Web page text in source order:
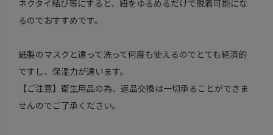
ネクタイ結び等にすると、紐をゆるめるだけで脱着可能にな
るのでおすすめです。
紙製のマスクと違って洗って何度も使えるのでとても経済的
ですし、保湿力が違います。
【ご注意】衛生用品の為、返品交換は一切承ることができま
せんのでご了承ください。